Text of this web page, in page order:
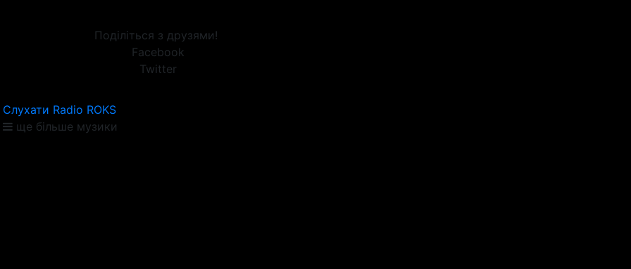
Поділіться з друзями!
Facebook
Twitter
Слухати Radio ROKS
ще більше музики